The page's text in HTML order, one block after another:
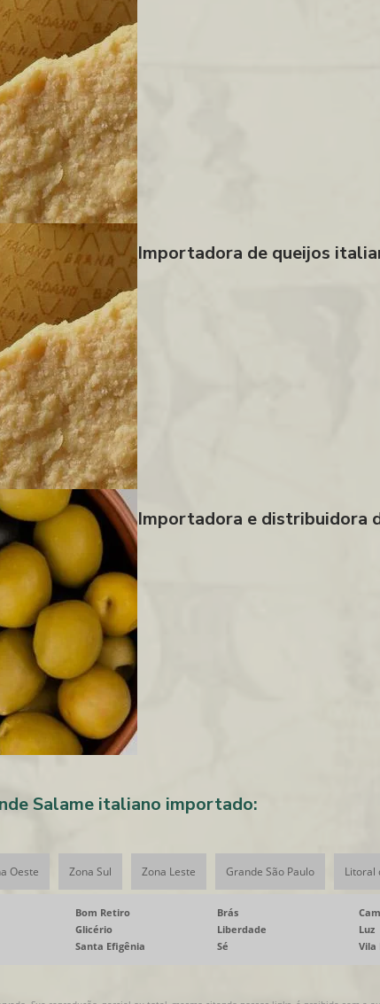
Importadora de queijos
Importadora e distribuidora
Salame italiano importado:
Oeste Zona Sul Zona Leste Grande São Paulo Litoral
Bom Retiro Brás
Glicério Liberdade Luz
Santa Efigênia Sé Vila